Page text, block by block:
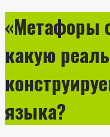
«Метафоры
какую
языка?